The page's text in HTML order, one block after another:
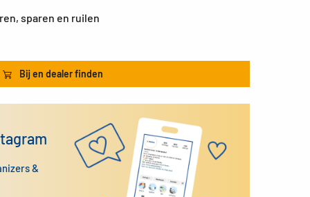
sparen en ruilen
Bij en dealer finden
&